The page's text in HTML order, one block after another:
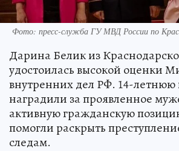
Фото: пресс-служба ГУ МВД России по
Дарина Белик из
удостоилась высокой оценки
внутренних дел РФ. 14-
наградили за проявленное
активную гражданскую
помогли раскрыть
следам.